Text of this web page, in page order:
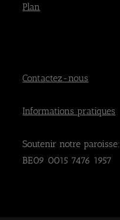
Plan
Contactez-nous
Informations pratiques
Soutenir notre paroisse:
BE09 0015 7476 1957